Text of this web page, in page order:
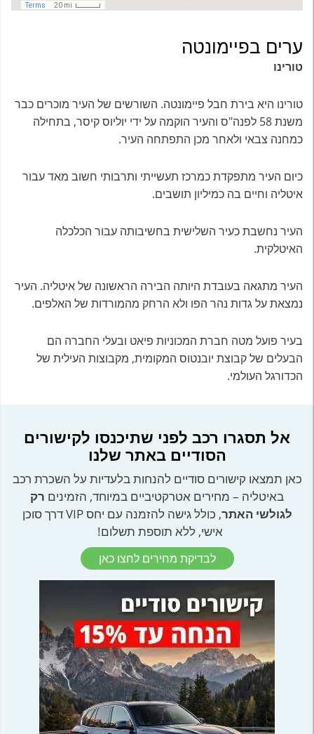
ערים בפיימונטה
טורינו
טורינו היא בירת חבל פיימונטה. השורשים של העיר מוכרים כבר
משנת 58 לפנה"ס והעיר הוקמה על ידי יוליוס קיסר, בתחילה
כמחנה צבאי ולאחר מכן התפתחה העיר.
כיום העיר מתפקדת כמרכז תעשייתי ותרבותי חשוב מאד עבור
איטליה וחיים בה כמיליון תושבים.
העיר נחשבת כעיר השלישית בחשיבותה עבור הכלכלה
האיטלקית.
העיר מתגאה בעובדת היותה הבירה הראשונה של איטליה. העיר
נמצאת על גדות נהר הפו ולא הרחק מהמורדות של האלפים.
בעיר פועל מטה חברת המכוניות פיאט ובעלי החברה הם
הבעלים של קבוצת יובנטוס המקומית, מקבוצות העילית של
הכדורגל העולמי.
אל תסגרו רכב לפני שתיכנסו לקישורים
הסודיים באתר שלנו
כאן תמצאו קישורים סודיים להנחות בלעדיות על השכרת רכב
באיטליה – מחירים אטרקטיביים במיוחד, הזמינים רק
לגולשי האתר
, כולל גישה להזמנה עם יחס VIP דרך סוכן
אישי, ללא תוספת תשלום!
לבדיקת מחירים לחצו כאן